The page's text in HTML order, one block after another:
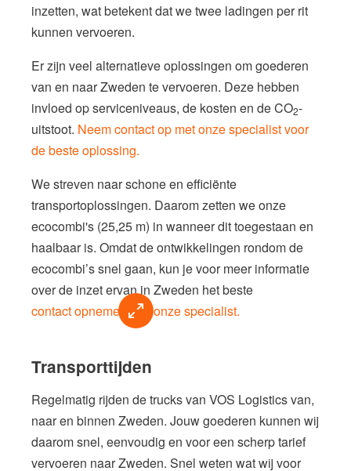
inzetten, wat betekent dat we twee ladingen per rit
kunnen vervoeren.
Er zijn veel alternatieve oplossingen om goederen
van en naar Zweden te vervoeren. Deze hebben
invloed op serviceniveaus, de kosten en de CO2-
uitstoot. Neem contact op met onze specialist voor
de beste oplossing.
We streven naar schone en efficiënte
transportoplossingen. Daarom zetten we onze
ecocombi's (25,25 m) in wanneer dit toegestaan en
haalbaar is. Omdat de ontwikkelingen rondom de
ecocombi’ssnel gaan, kun je voor meer informatie
over de inzet ervan in Zweden het beste
contact opnemen met onze specialist.
Transporttijden
Regelmatig rijden de trucks van VOS Logistics van,
naar en binnen Zweden. Jouw goederen kunnen wij
daarom snel, eenvoudig en voor een scherp tarief
vervoeren naar Zweden. Snel weten wat wij voor